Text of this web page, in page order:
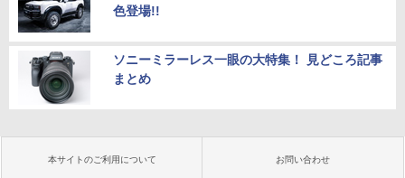
色登場!!
ソニーミラーレス一眼の大特集！ 見どころ記事
まとめ
本サイトのご利用について お問い合わせ